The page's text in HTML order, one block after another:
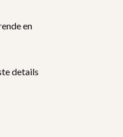
en
details